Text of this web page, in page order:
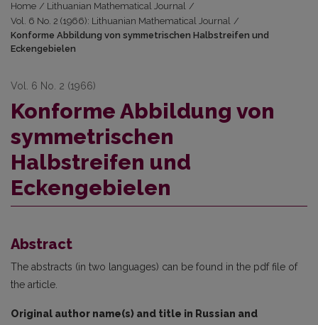
Home / Lithuanian Mathematical Journal /
Vol. 6 No. 2 (1966): Lithuanian Mathematical Journal /
Konforme Abbildung von symmetrischen Halbstreifen und
Eckengebielen
Vol. 6 No. 2 (1966)
Konforme Abbildung von
symmetrischen
Halbstreifen und
Eckengebielen
Abstract
The abstracts (in two languages) can be found in the pdf file of
the article.
Original author name(s) and title in Russian and